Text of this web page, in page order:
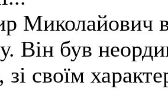
Миколайович
Він був
зі своїм